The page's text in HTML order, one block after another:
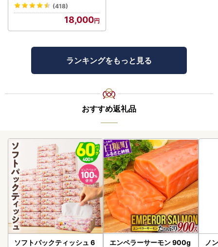
(418)
18,000
ランキングをもっと見る
おすすめ返礼品
ソフトパックティッシュ 6
エンペラーサーモン 900g
ノ